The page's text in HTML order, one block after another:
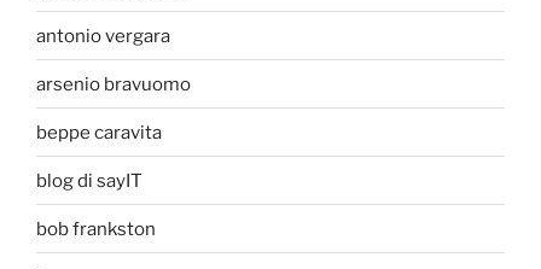
antonio vergara
arsenio bravuomo
beppe caravita
blog di sayIT
bob frankston